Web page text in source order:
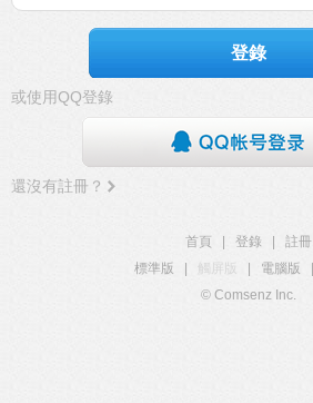
登錄
或使用QQ登錄
還沒有註冊？
首頁 登錄
註冊
標準版
觸屏版 電腦版
© Comsenz Inc.